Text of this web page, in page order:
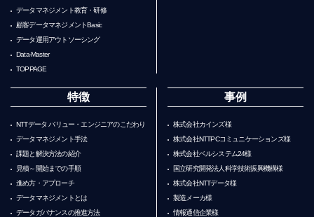
データマネジメント教育・研修
顧客データマネジメントBasic
データ運用アウトソーシング
Data-Master
TOPPAGE
特徴
NTTデータ バリュー・エンジニアのこだわり
データマネジメント手法
課題と解決方法の紹介
見積～開始までの手順
進め方・アプローチ
データマネジメントとは
データガバナンスの推進方法
事例
株式会社カインズ様
株式会社NTTPCコミュニケーションズ様
株式会社ベルシステム24様
国立研究開発法人科学技術振興機構様
株式会社NTTデータ様
製造メーカ様
情報通信企業様